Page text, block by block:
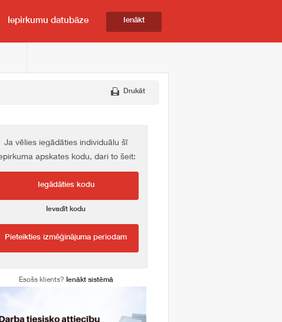
Iepirkumu datubāze Ienākt
Drukāt
Ja vēlies iegādāties individuālu šī
apskates kodu, dari to šeit:
Iegādāties kodu
Ievadīt kodu
Pieteikties izmēģinājuma periodam
Esošs klients? Ienākt sistēmā